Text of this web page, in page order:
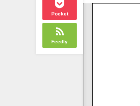
Pocket
Feedly